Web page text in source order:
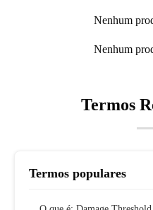
Nenhum
Nenhum
Termos
Termos populares